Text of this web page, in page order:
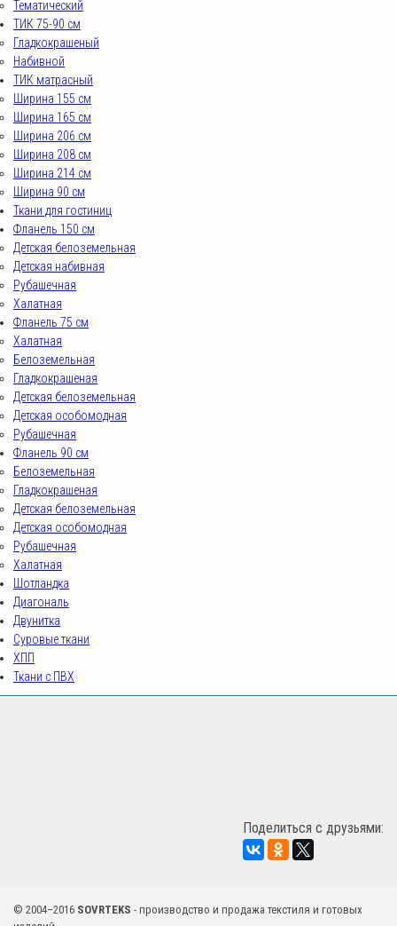
Тематический
ТИК 75-90 см
Гладкокрашеный
Набивной
ТИК матрасный
Ширина 155 см
Ширина 165 см
Ширина 206 см
Ширина 208 см
Ширина 214 см
Ширина 90 см
Ткани для гостиниц
Фланель 150 см
Детская белоземельная
Детская набивная
Рубашечная
Халатная
Фланель 75 см
Халатная
Белоземельная
Гладкокрашеная
Детская белоземельная
Детская особомодная
Рубашечная
Фланель 90 см
Белоземельная
Гладкокрашеная
Детская белоземельная
Детская особомодная
Рубашечная
Халатная
Шотландка
Диагональ
Двунитка
Суровые ткани
ХПП
Ткани с ПВХ
Поделиться с друзьями:
© 2004–2016 SOVRTEKS - производство и продажа текстиля и готовых